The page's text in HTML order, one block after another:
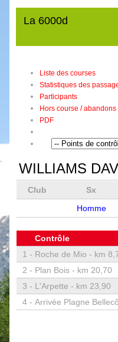
La 6000d
Liste des courses
Statistiques des
Participants
Hors course / abandons
PDF
WILLIAMS
Club Sx
Homme
Contrôle
1 - Roche de Mio - km
2 - Plan Bois - km 20,70
3 - L'Arpette - km 23,90
4 - Arrivée Plagne